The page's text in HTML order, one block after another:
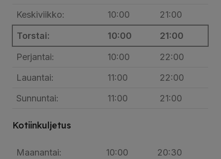
Keskiviikko:
10:00 21:00
Torstai: 10:00 21:00
Perjantai: 10:00
22:00
Lauantai:
11:00
22:00
Sunnuntai:
11:00 21:00
Kotiinkuljetus
Maanantai: 10:00
20:30